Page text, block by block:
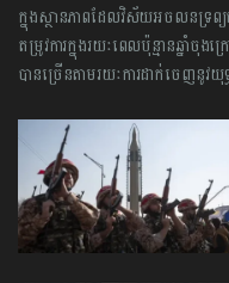
ក្នុងស្ថានភាពដែលវិស័យអចលនទ្រព្
តម្រូវការ​ក្នុងរយៈពេល​ប៉ុន្មានឆ្នាំចុ
បានច្រើនតាមរយៈការដាក់ចេញនូវយុ